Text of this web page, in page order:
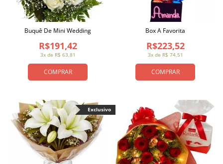
COMPRAR
3x de R$ 63,81
R$191,42
Buquê De Mini Wedding
COMPRAR
3x de R$ 74,51
R$223,52
Box A Favorita
Exclusivo